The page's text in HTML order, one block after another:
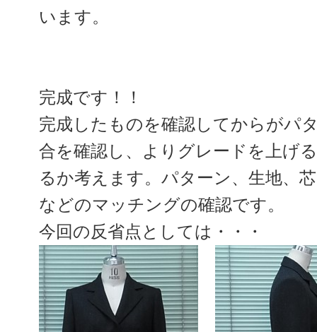
います。
完成です！！
完成したものを確認してからがパ
合を確認し、よりグレードを上げ
るか考えます。パターン、生地、
などのマッチングの確認です。
今回の反省点としては・・・